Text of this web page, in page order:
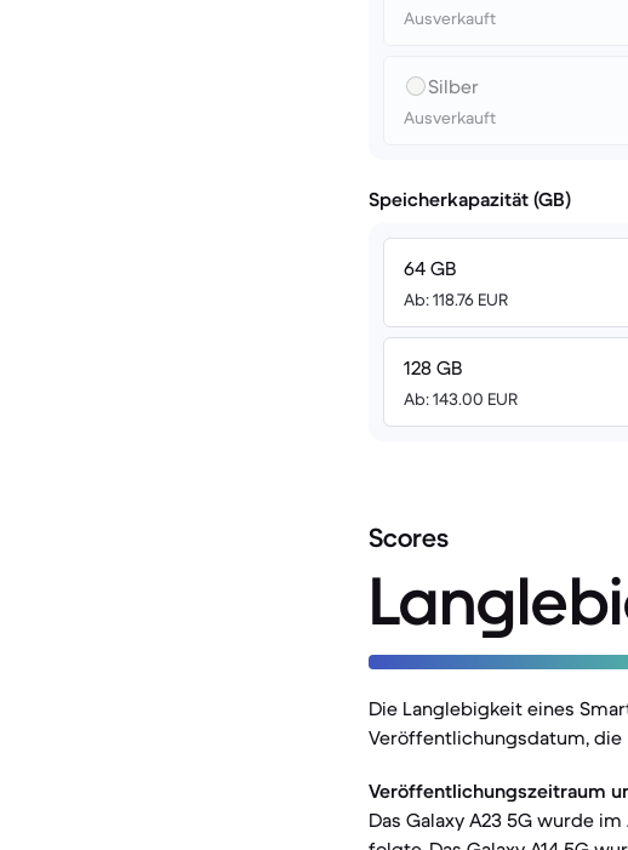
Ausverkauft
Silber
Ausverkauft
Speicherkapazität (GB)
64 GB
Ab: 118.76 EUR
128 GB
Ab: 143.00 EUR
Scores
Die Langlebigkeit eines
Veröffentlichungsdatum,
Veröffentlichungszeitraum
Das Galaxy A23 5G wurde